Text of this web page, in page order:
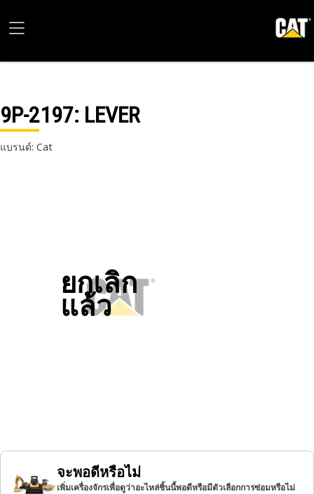
9P-2197: LEVER
แบรนด์: Cat
ยกเลิก
แล้ว
จะพอดีหรือไม่
เพิ่มเครื่องจักรเพื่อดูว่าอะไหล่ชิ้นนี้พอดีหรือมีตัวเลือกการซ่อมหรือไม่